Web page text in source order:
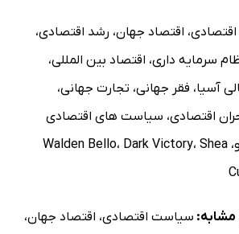
شمارۀ 4: محدودسازی داوطلبانۀ صادرات و اقدامات
شمارۀ 6: تغییرات در توزیع ارزش خالص ایالات متحد
، اقتصاد جهان، رشد اقتصادی،
سرمایه داری، اقتصاد بین المللی،
آسیا، فقر جهانی، تجارت جهانی،
اقتصادی، سیاست های اقتصادی
، Walden Bello، Dark Victory، Shea
سیاست اقتصادی، اقتصاد جهان،